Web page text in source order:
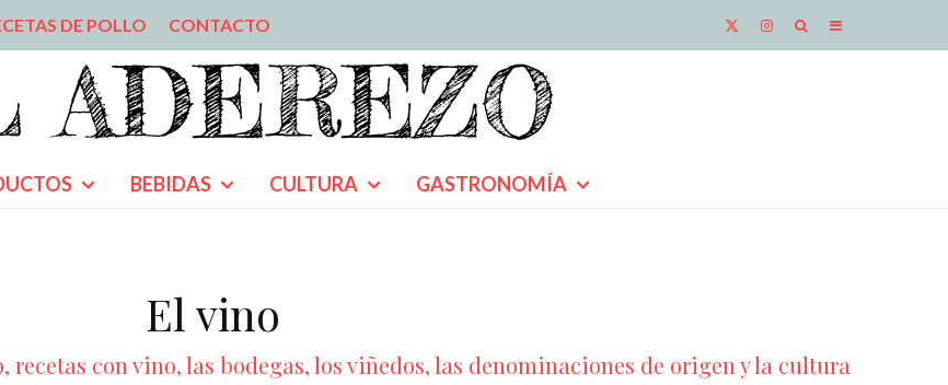
DE POLLO CONTACTO
BEBIDAS CULTURA GASTRONOMÍA
El vino
con vino, las bodegas, los viñedos, las denominaciones de origen y la cultura